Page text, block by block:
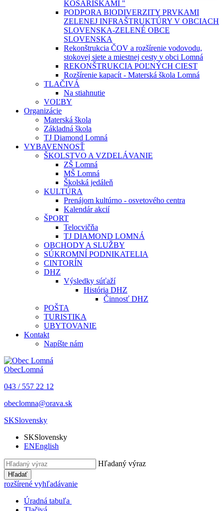
KOŠARISKAMI "
PODPORA BIODIVERZITY PRVKAMI
ZELENEJ INFRAŠTRUKTÚRY V OBCIACH
SLOVENSKA-ZELENÉ OBCE
SLOVENSKA
Rekonštrukcia ČOV a rozšírenie vodovodu,
stokovej siete a miestnej cesty v obci Lomná
REKONŠTRUKCIA POĽNÝCH CIEST
Rozšírenie kapacít - Materská škola Lomná
TLAČIVÁ
Na stiahnutie
VOĽBY
Organizácie
Materská škola
Základná škola
TJ Diamond Lomná
VYBAVENNOSŤ
ŠKOLSTVO A VZDELÁVANIE
ZŠ Lomná
MŠ Lomná
Školská jedáleň
KULTÚRA
Prenájom kultúrno - osvetového centra
Kalendár akcií
ŠPORT
Telocvičňa
TJ DIAMOND LOMNÁ
OBCHODY A SLUŽBY
SÚKROMNÍ PODNIKATELIA
CINTORÍN
DHZ
Výsledky súťaží
História DHZ
Činnosť DHZ
POŠTA
TURISTIKA
UBYTOVANIE
Kontakt
Napíšte nám
ObecLomná
043 / 557 22 12
obeclomna@orava.sk
SKSlovensky
SKSlovensky
ENEnglish
Hľadaný výraz
Hľadať
rozšírené vyhľadávanie
Úradná tabuľa